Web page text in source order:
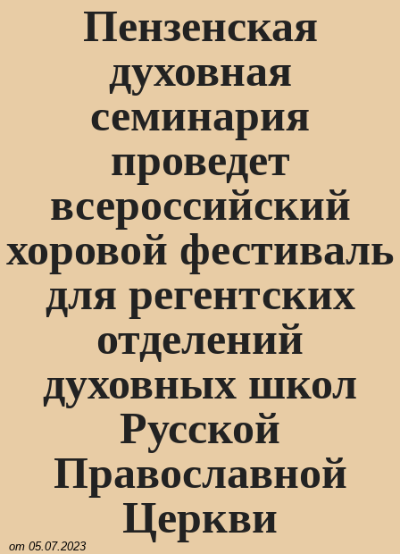
Пензенская
духовная
семинария
проведет
всероссийский
хоровой фестиваль
для регентских
отделений
духовных школ
Русской
Православной
Церкви
от 05.07.2023